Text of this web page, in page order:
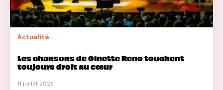
Actualité
Les chansons de Ginette Reno touchent
toujours droit au cœur
11 juillet 2026